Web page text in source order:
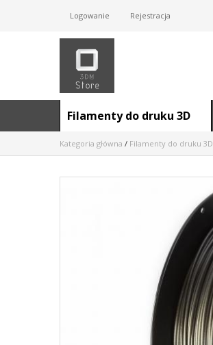
Logowanie Rejestracja
Filamenty do druku 3D
Kategoria główna / Filamenty do druku 3D